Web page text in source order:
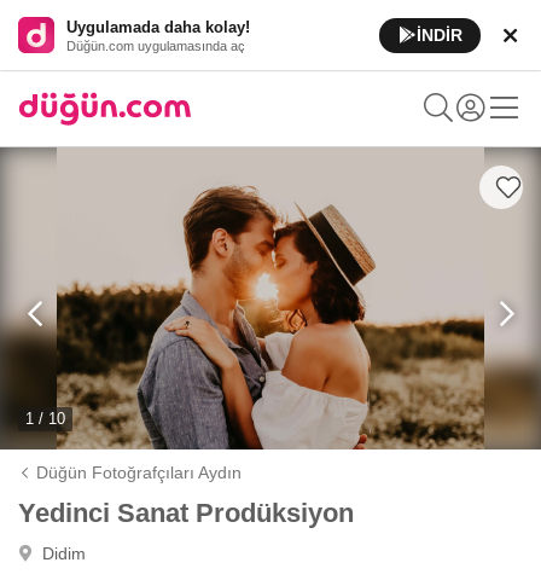
Uygulamada daha kolay!
Düğün.com uygulamasında aç
İNDİR
1 / 10
Düğün Fotoğrafçıları Aydın
Yedinci Sanat Prodüksiyon
Didim